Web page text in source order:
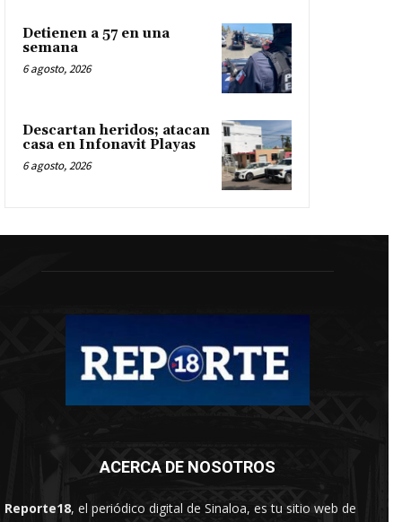
Detienen a 57 en una
semana
6 agosto, 2026
Descartan heridos; atacan
casa en Infonavit Playas
6 agosto, 2026
ACERCA DE NOSOTROS
Reporte18, el periódico digital de Sinaloa, es tu sitio web de